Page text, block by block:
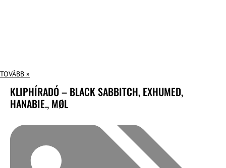
TOVÁBB »
KLIPHÍRADÓ – BLACK SABBITCH, EXHUMED,
HANABIE., MØL